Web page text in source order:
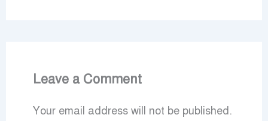
Leave a Comment
Your email address will not be published.